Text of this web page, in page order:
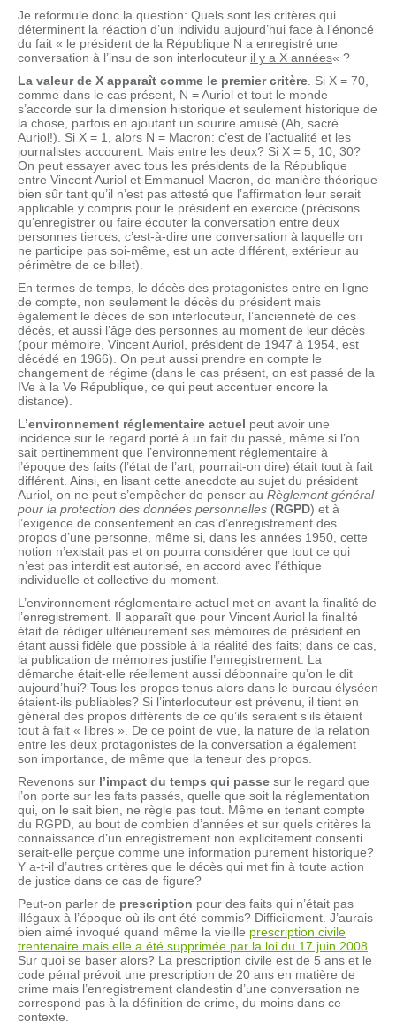
Je reformule donc la question: Quels sont les critères qui
déterminent la réaction d’un individu aujourd’hui face à l’énoncé
du fait « le président de la République N a enregistré une
conversation à l’insu de son interlocuteur il y a X années« ?
La valeur de X apparaît comme le premier critère . Si X = 70,
comme dans le cas présent, N = Auriol et tout le monde
s’accorde sur la dimension historique et seulement historique de
la chose, parfois en ajoutant un sourire amusé (Ah, sacré
Auriol!). Si X = 1, alors N = Macron: c’est de l’actualité et les
journalistes accourent. Mais entre les deux? Si X = 5, 10, 30?
On peut essayer avec tous les présidents de la République
entre Vincent Auriol et Emmanuel Macron, de manière théorique
bien sûr tant qu’il n’est pas attesté que l’affirmation leur serait
applicable y compris pour le président en exercice (précisons
qu’enregistrer ou faire écouter la conversation entre deux
personnes tierces, c’est-à-dire une conversation à laquelle on
ne participe pas soi-même, est un acte différent, extérieur au
périmètre de ce billet).
En termes de temps, le décès des protagonistes entre en ligne
de compte, non seulement le décès du président mais
également le décès de son interlocuteur, l’ancienneté de ces
décès, et aussi l’âge des personnes au moment de leur décès
(pour mémoire, Vincent Auriol, président de 1947 à 1954, est
décédé en 1966). On peut aussi prendre en compte le
changement de régime (dans le cas présent, on est passé de la
IVe à la Ve République, ce qui peut accentuer encore la
distance).
L’environnement réglementaire actuel peut avoir une
incidence sur le regard porté à un fait du passé, même si l’on
sait pertinemment que l’environnement réglementaire à
l’époque des faits (l’état de l’art, pourrait-on dire) était tout à fait
différent. Ainsi, en lisant cette anecdote au sujet du président
Auriol, on ne peut s’empêcher de penser au Règlement général
pour la protection des données personnelles (RGPD) et à
l’exigence de consentement en cas d’enregistrement des
propos d’une personne, même si, dans les années 1950, cette
notion n’existait pas et on pourra considérer que tout ce qui
n’est pas interdit est autorisé, en accord avec l’éthique
individuelle et collective du moment.
L’environnement réglementaire actuel met en avant la finalité de
l’enregistrement. Il apparaît que pour Vincent Auriol la finalité
était de rédiger ultérieurement ses mémoires de président en
étant aussi fidèle que possible à la réalité des faits; dans ce cas,
la publication de mémoires justifie l’enregistrement. La
démarche était-elle réellement aussi débonnaire qu’on le dit
aujourd’hui? Tous les propos tenus alors dans le bureau élyséen
étaient-ils publiables? Si l’interlocuteur est prévenu, il tient en
général des propos différents de ce qu’ils seraient s’ils étaient
tout à fait « libres ». De ce point de vue, la nature de la relation
entre les deux protagonistes de la conversation a également
son importance, de même que la teneur des propos.
Revenons sur l’impact du temps qui passe sur le regard que
l’on porte sur les faits passés, quelle que soit la réglementation
qui, on le sait bien, ne règle pas tout. Même en tenant compte
du RGPD, au bout de combien d’années et sur quels critères la
connaissance d’un enregistrement non explicitement consenti
serait-elle perçue comme une information purement historique?
Y a-t-il d’autres critères que le décès qui met fin à toute action
de justice dans ce cas de figure?
Peut-on parler de prescription pour des faits qui n’était pas
illégaux à l’époque où ils ont été commis? Difficilement. J’aurais
bien aimé invoqué quand même la vieille prescription civile
trentenaire mais elle a été supprimée par la loi du 17 juin 2008
Sur quoi se baser alors? La prescription civile est de 5 ans et le
code pénal prévoit une prescription de 20 ans en matière de
crime mais l’enregistrement clandestin d’une conversation ne
correspond pas à la définition de crime, du moins dans ce
contexte.